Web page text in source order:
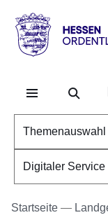
Hessen
Ordentliche
Gerichtsbarkeit
Themenauswahl
Digitaler Service
Startseite